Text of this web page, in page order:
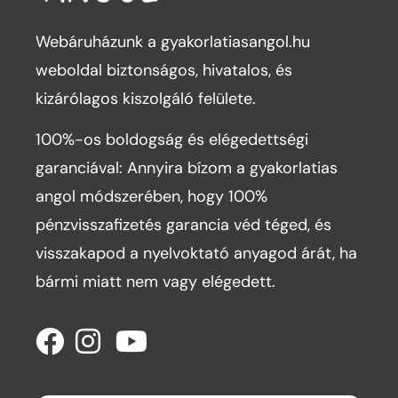
Webáruházunk a gyakorlatiasangol.hu
weboldal biztonságos, hivatalos, és
kizárólagos kiszolgáló felülete.
100%-os boldogság és elégedettségi
garanciával: Annyira bízom a gyakorlatias
angol módszerében, hogy 100%
pénzvisszafizetés garancia véd téged, és
visszakapod a nyelvoktató anyagod árát, ha
bármi miatt nem vagy elégedett.